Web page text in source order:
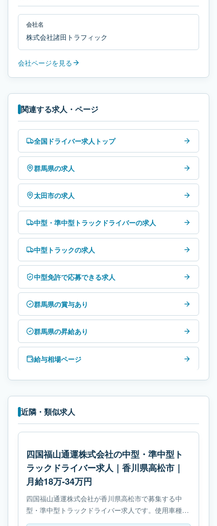
会社名
株式会社諸田トラフィック
会社ページを見る
関連する求人・ページ
全国ドライバー求人トップ
群馬県の求人
太田市の求人
中型・準中型トラックドライバーの求人
中型トラックの求人
中型免許で応募できる求人
群馬県の賞与あり
群馬県の昇給あり
給与相場ページ
近隣・類似求人
四国福山通運株式会社の中型・準中型ト
ラックドライバー求人｜香川県高松市｜
月給18万-34万円
四国福山通運株式会社が香川県高松市で募集する中
型・準中型トラックドライバー求人です。使用車種は
中型トラックです。勤務時間は- 変形労働時間制で